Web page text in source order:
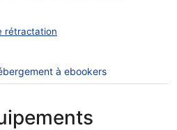
avec surmatelas et de la
par satellite. Les salles de
gratuit à Internet sans fil
bureaux et un téléphone
sont disponibles sur demande.
rétractation
à ebookers